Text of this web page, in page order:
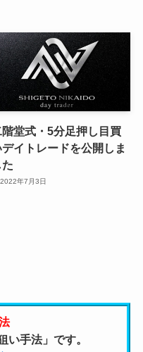
階堂式・5分足押し目買
デイトレードを公開しま
た
2022年7月3日
い手法」です。